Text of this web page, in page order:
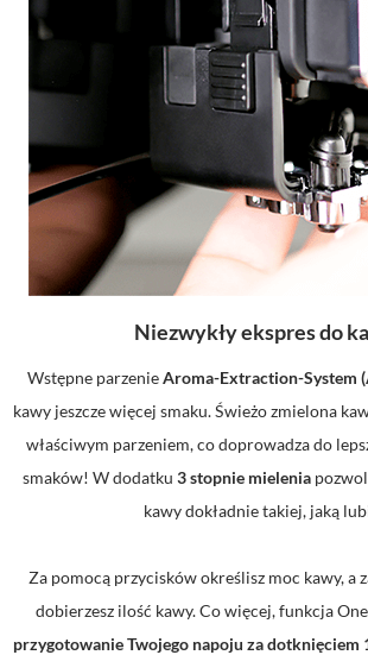
Niezwykły ekspres do
Wstępne parzenieAroma-Extraction-System
kawy jeszcze więcej smaku. Świeżo zmielona
właściwym parzeniem, co doprowadza do
smaków! W dodatku 3 stopnie mielenia
kawy dokładnie takiej, jaką
Za pomocą przycisków określisz moc kawy, a
dobierzesz ilość kawy. Co więcej, funkcja
przygotowanie Twojego napoju za dotknięciem